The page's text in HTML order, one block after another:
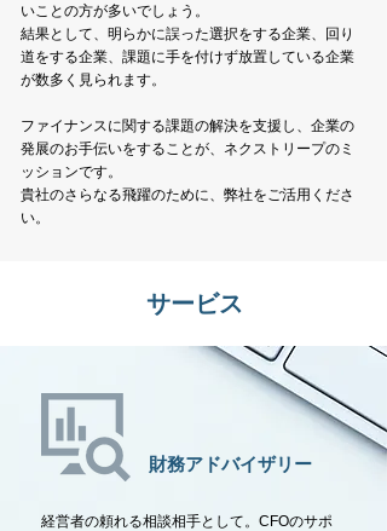
いことの方が多いでしょう。
結果として、明らかに誤った選択をする企業、回り
道をする企業、課題に手を付けず放置している企業
が数多く見られます。
ファイナンスに関する課題の解決を支援し、企業の
発展のお手伝いをすることが、ネクストリープのミ
ッションです。
貴社のさらなる飛躍のために、弊社をご活用くださ
い。
サービス
財務アドバイザリー
経営者の頼れる相談相手として。CFOのサポ